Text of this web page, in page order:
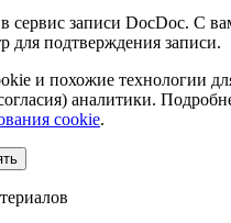
в сервис записи DocDoc. С
для подтверждения записи.
и похожие технологии
аналитики.
cookie.